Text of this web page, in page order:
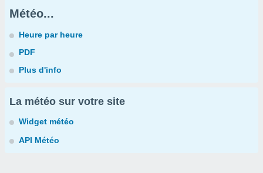
Météo...
Heure par heure
PDF
Plus d'info
La météo sur votre site
Widget météo
API Météo